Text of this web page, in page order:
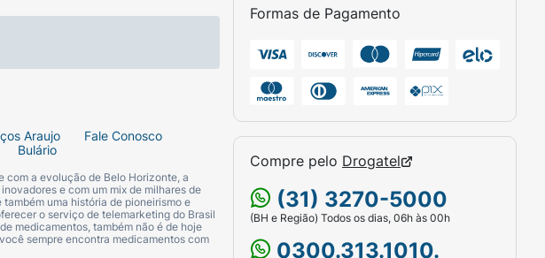
Araujo
Fale Conosco
Bulário
com a evolução de Belo Horizonte, a
e com um mix de milhares de
uma história de pioneirismo e
o serviço de telemarketing do Brasil
medicamentos, também não é de hoje
sempre encontra medicamentos com
Formas de Pagamento
Compre pelo Drogatel
(31) 3270-5000
(BH e Região) Todos os dias, 06h às 00h
0300.313.1010.